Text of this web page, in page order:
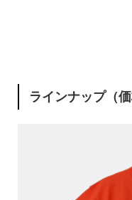
ラインナップ（価